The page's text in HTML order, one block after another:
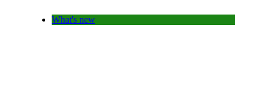
What's new